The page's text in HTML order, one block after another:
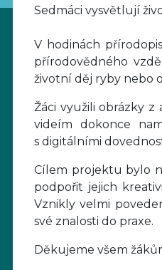
Sedmáci vysvětlují
V hodinách
přírodovědného
životní děj ryby nebo
Žáci využili obrázky z
videím dokonce
s digitálními
Cílem projektu bylo
podpořit jejich
Vznikly velmi
své znalosti do praxe.
Děkujeme všem